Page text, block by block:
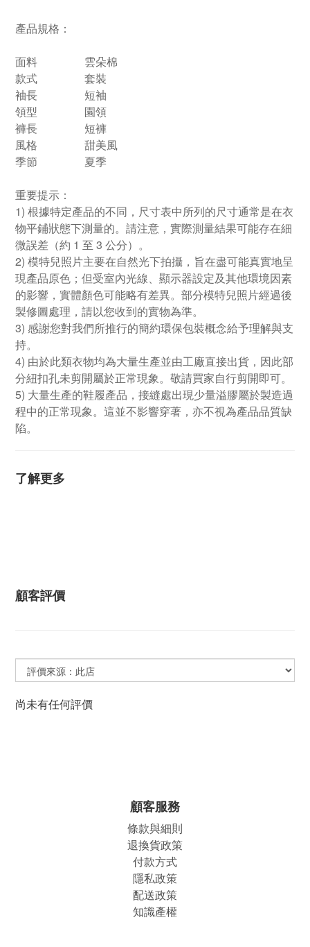
產品規格：
面料
雲朵棉
款式
套裝
袖長
短袖
領型
園領
褲長
短褲
風格
甜美風
季節
夏季
重要提示：
1) 根據特定產品的不同，尺寸表中所列的尺寸通常是在衣
物平鋪狀態下測量的。請注意，實際測量結果可能存在細
微誤差（約 1 至 3 公分）。
2) 模特兒照片主要在自然光下拍攝，旨在盡可能真實地呈
現產品原色；但受室內光線、顯示器設定及其他環境因素
的影響，實體顏色可能略有差異。部分模特兒照片經過後
製修圖處理，請以您收到的實物為準。
3) 感謝您對我們所推行的簡約環保包裝概念給予理解與支
持。
4) 由於此類衣物均為大量生產並由工廠直接出貨，因此部
分紐扣孔未剪開屬於正常現象。敬請買家自行剪開即可。
5) 大量生產的鞋履產品，接縫處出現少量溢膠屬於製造過
程中的正常現象。這並不影響穿著，亦不視為產品品質缺
陷。
了解更多
顧客評價
尚未有任何評價
顧客服務
條款與細則
退換貨政策
付款方式
隱私政策
配送政策
知識產權